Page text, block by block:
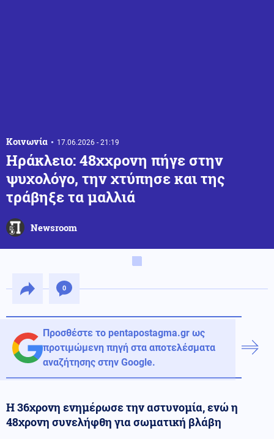
Κοινωνία 17.06.2026 - 21:19
Ηράκλειο: 48χχρονη πήγε στην
ψυχολόγο, την χτύπησε και της
τράβηξε τα μαλλιά
Newsroom
0
Προσθέστε το pentapostagma.gr ως
προτιμώμενη πηγή στα αποτελέσματα
αναζήτησης στην Google.
Η 36χρονη ενημέρωσε την αστυνομία, ενώ η
48χρονη συνελήφθη για σωματική βλάβη